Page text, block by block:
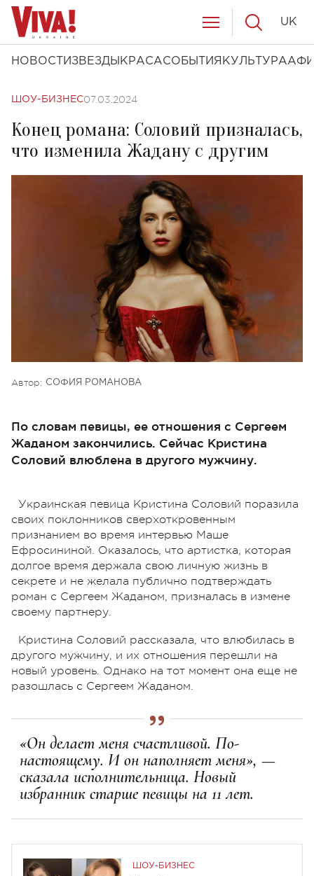
НОВОСТИ ЗВЕЗДЫ КРАСАСОБЫТИЯ КУЛЬТУРА
UK
ШОУ-БИЗНЕС07.03.2024
Конец романа: Соловий призналась,
что изменила Жадану с другим
Автор: СОФИЯ РОМАНОВА
По словам певицы, ее отношения с Сергеем
Жаданом закончились. Сейчас Кристина
Соловий влюблена в другого мужчину.
Украинская певица Кристина Соловий поразила
своих поклонников сверхоткровенным
признанием во время интервью Маше
Ефросининой. Оказалось, что артистка, которая
долгое время держала свою личную жизнь в
секрете и не желала публично подтверждать
роман с Сергеем Жаданом, призналась в измене
своему партнеру.
Кристина Соловий рассказала, что влюбилась в
другого мужчину, и их отношения перешли на
новый уровень. Однако на тот момент она еще не
разошлась с Сергеем Жаданом.
«Он делает меня счастливой. По-
настоящему. И он наполняет меня», —
сказала исполнительница. Новый
избранник старше певицы на 11 лет.
ШОУ-БИЗНЕС